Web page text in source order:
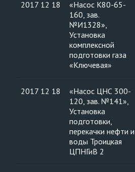
2017 12 18
«Насос К80-65-
160, зав.
№И1328»,
Установка
комплексной
подготовки газа
«Ключевая»
2017 12 18
«Насос ЦНС 300-
120, зав. №141»,
Установка
подготовки,
перекачки нефти и
воды Троицкая
ЦПНГиВ 2